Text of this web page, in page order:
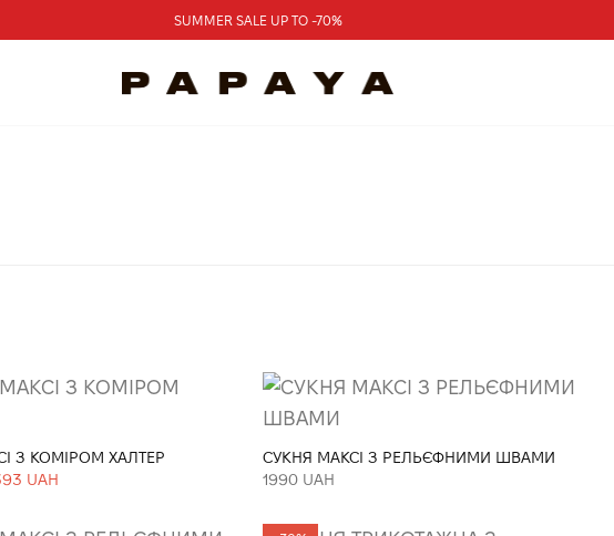
SUMMER SALE UP TO -70%
З КОМІРОМ ХАЛТЕР
UAH
СУКНЯ МАКСІ З РЕЛЬЄФНИМИ ШВАМИ
1990 UAH